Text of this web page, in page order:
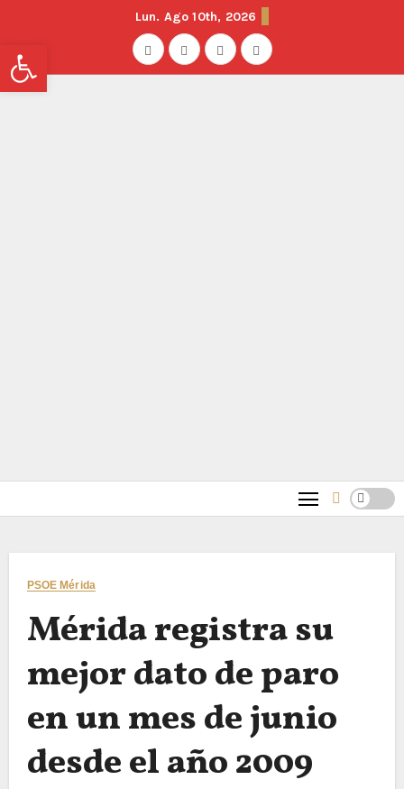
Lun. Ago 10th, 2026
PSOE Mérida
Mérida registra su
mejor dato de paro
en un mes de junio
desde el año 2009
Abrir barra de herramientas